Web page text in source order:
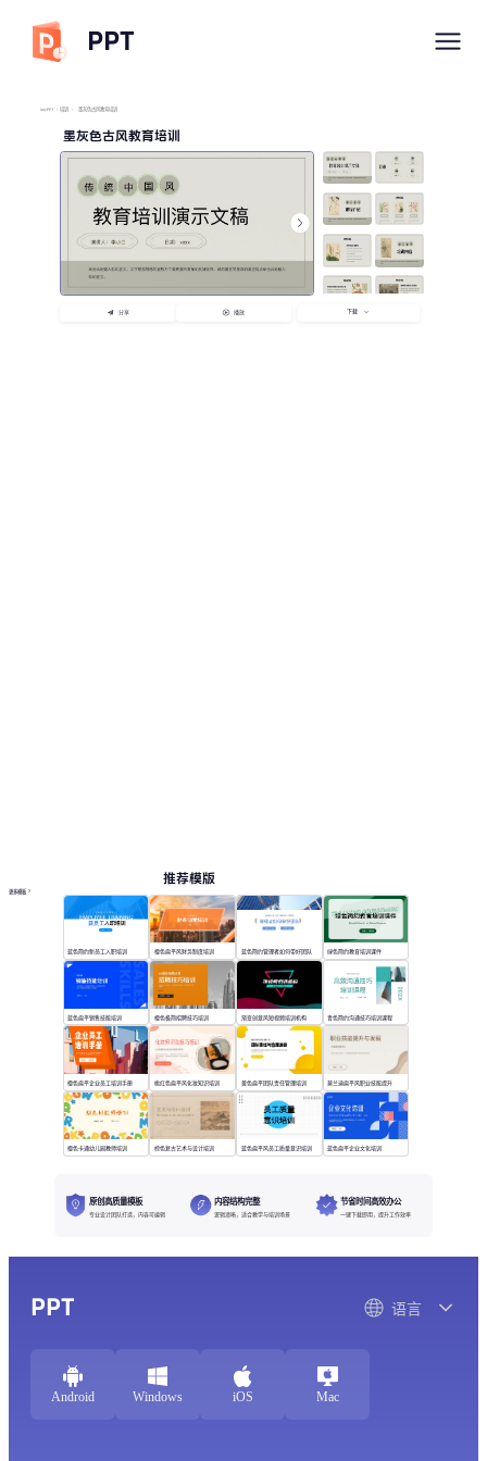
PPT
imyPPT / 培训 / 墨灰色古风教育培训
墨灰色古风教育培训
分享 播放 下载
推荐模版
更多模板
蓝色简约新员工入职培训 橙色扁平风财务制度培训 蓝色简约管理者如何带好团队 绿色简约教育培训课件
蓝色扁平销售技能培训 橙色极简招聘技巧培训 渐变创意风短视频培训机构 青色简约沟通技巧培训课程
橙色扁平企业员工培训手册 桃红色扁平风化妆知识培训 黄色扁平团队责任管理培训 莫兰迪扁平风职业技能提升
橙色卡通幼儿园教师培训 棕色复古艺术与设计培训 蓝色扁平风员工质量意识培训 蓝色扁平企业文化培训
原创高质量模板
专业设计团队打造，内容可编辑
内容结构完整
逻辑清晰，适合教学与培训场景
节省时间高效办公
一键下载即用，提升工作效率
PPT 语言
Android Windows iOS Mac